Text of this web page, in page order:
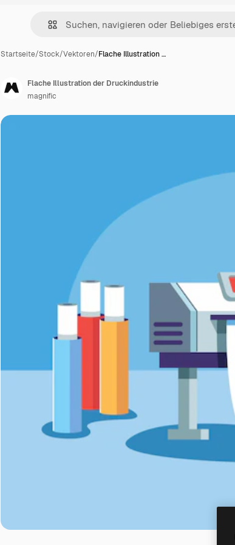
Startseite/Stock/Vektoren/Flache Illustration …
Flache Illustration der Druckindustrie
magnific